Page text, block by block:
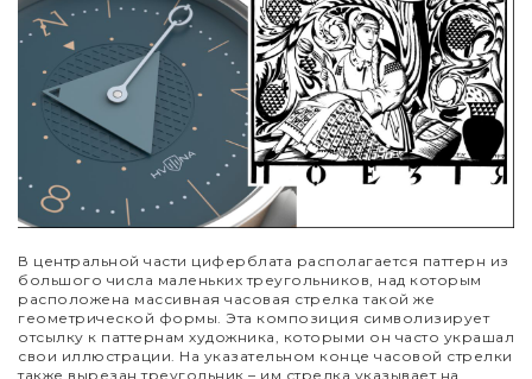
В центральной части циферблата располагается паттерн из
большого числа маленьких треугольников, над которым
расположена массивная часовая стрелка такой же
геометрической формы. Эта композиция символизирует
отсылку к паттернам художника, которыми он часто украшал
свои иллюстрации. На указательном конце часовой стрелки
также вырезан треугольник – им стрелка указывает на